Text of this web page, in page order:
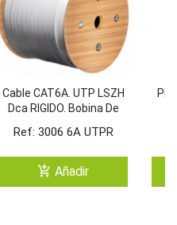
Cable CAT6A. UTP LSZH
Dca RIGIDO. Bobina De
Ref: 3006 6A UTPR
add_shopping_cart Añadir